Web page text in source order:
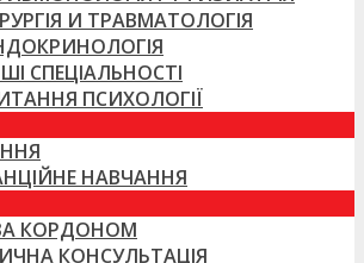
И ТРАВМАТОЛОГІЯ
СПЕЦІАЛЬНОСТІ
ПСИХОЛОГІЇ
НАВЧАННЯ
КОРДОНОМ
КОНСУЛЬТАЦІЯ